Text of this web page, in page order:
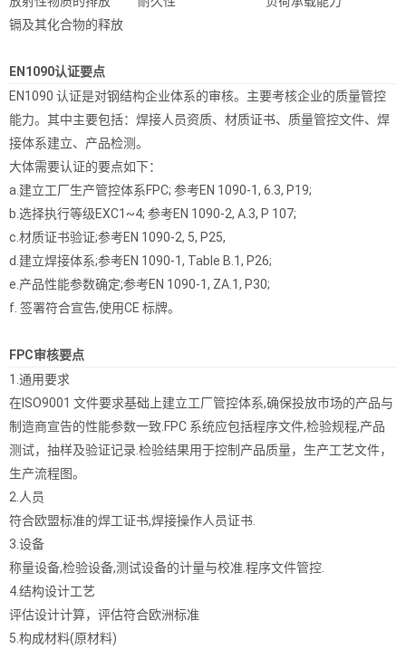
镉及其化合物的释放
EN1090认证要点
EN1090 认证是对钢结构企业体系的审核。主要考核企业的质量管控
能力。其中主要包括：焊接人员资质、材质证书、质量管控文件、焊
接体系建立、产品检测。
大体需要认证的要点如下：
a.建立工厂生产管控体系FPC; 参考EN 1090-1, 6.3, P19;
b.选择执行等级EXC1~4; 参考EN 1090-2, A.3, P 107;
c.材质证书验证;参考EN 1090-2, 5, P25,
d.建立焊接体系;参考EN 1090-1, Table B.1, P26;
e.产品性能参数确定;参考EN 1090-1, ZA.1, P30;
f. 签署符合宣告,使用CE 标牌。
FPC审核要点
1.通用要求
在ISO9001 文件要求基础上建立工厂管控体系,确保投放市场的产品与
制造商宣告的性能参数一致.FPC 系统应包括程序文件,检验规程,产品
测试，抽样及验证记录.检验结果用于控制产品质量，生产工艺文件，
生产流程图。
2.人员
符合欧盟标准的焊工证书,焊接操作人员证书.
3.设备
称量设备,检验设备,测试设备的计量与校准.程序文件管控.
4.结构设计工艺
评估设计计算，评估符合欧洲标准
5.构成材料(原材料)